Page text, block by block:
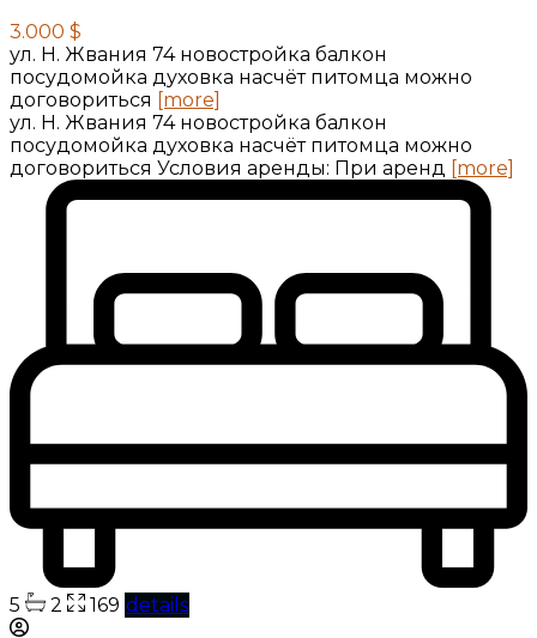
3.000 $
ул. Н. Жвания 74 новостройка балкон
посудомойка духовка насчёт питомца можно
договориться
[more]
ул. Н. Жвания 74 новостройка балкон
посудомойка духовка насчёт питомца можно
договориться Условия аренды: При аренд [more]
5 2 169 details